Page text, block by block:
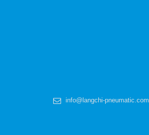
info@langchi-pneumatic.com